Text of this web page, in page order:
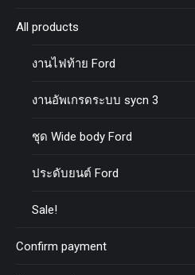
All products
งานไฟท้าย Ford
งานอัพเกรดระบบ sycn 3
ชุด Wide body Ford
ประดับยนต์ Ford
Sale!
Confirm payment